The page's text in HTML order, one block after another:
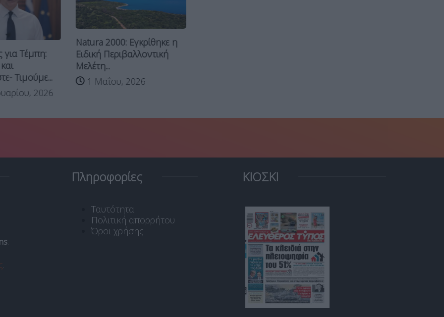
Εγκρίθηκε η
2026
Πόρισμα ΕΜΠ για
Βιολάντα: Πώς φτάσαμε
στην...
.
.
Πληροφορίες
Ταυτότητα
Πολιτική απορρήτου
Όροι χρήσης
ΚΙΟΣΚΙ